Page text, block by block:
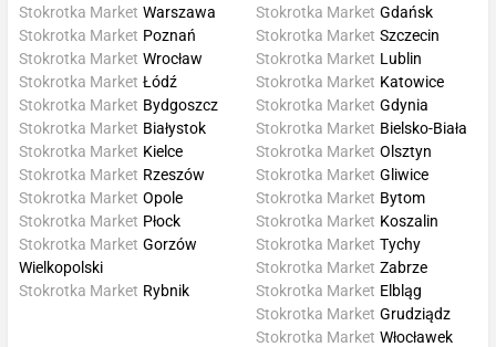
Stokrotka Market Warszawa
Stokrotka Market Poznań
Stokrotka Market Wrocław
Stokrotka Market Łódź
Stokrotka Market Gdańsk
Stokrotka Market Szczecin
Stokrotka Market Lublin
Stokrotka Market Katowice
Stokrotka Market Bydgoszcz
Stokrotka Market Białystok
Stokrotka Market Kielce
Stokrotka Market Rzeszów
Stokrotka Market Gdynia
Stokrotka Market Bielsko-Biała
Stokrotka Market Olsztyn
Stokrotka Market Gliwice
Stokrotka Market Opole
Stokrotka Market Płock
Stokrotka Market Gorzów
Wielkopolski
Stokrotka Market Rybnik
Stokrotka Market Bytom
Stokrotka Market Koszalin
Stokrotka Market Tychy
Stokrotka Market Zabrze
Stokrotka Market Elbląg
Stokrotka Market Grudziądz
Stokrotka Market Włocławek